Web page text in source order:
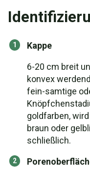
Kappe
6-20 cm breit
konvex
fein-samtige
goldfarben,
braun oder
schließlich.